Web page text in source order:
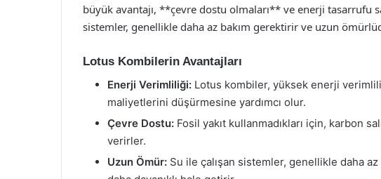
büyük avantajı, **çevre dostu olmaları** ve enerji tasarrufu
sistemler, genellikle daha az bakım gerektirir ve uzun
Lotus Kombilerin Avantajları
Enerji Verimliliği: Lotus kombiler, yüksek enerji
maliyetlerini düşürmesine yardımcı olur.
Çevre Dostu: Fosil yakıt kullanmadıkları için, karbon
verirler.
Uzun Ömür: Su ile çalışan sistemler, genellikle daha